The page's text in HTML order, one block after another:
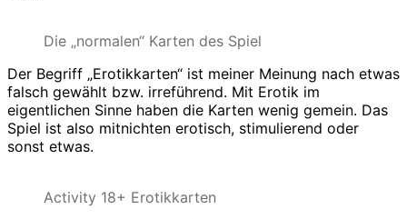
Die „normalen“ Karten des Spiel
Der Begriff „Erotikkarten“ ist meiner Meinung nach etwas
falsch gewählt bzw. irreführend. Mit Erotik im
eigentlichen Sinne haben die Karten wenig gemein. Das
Spiel ist also mitnichten erotisch, stimulierend oder
sonst etwas.
Activity 18+ Erotikkarten